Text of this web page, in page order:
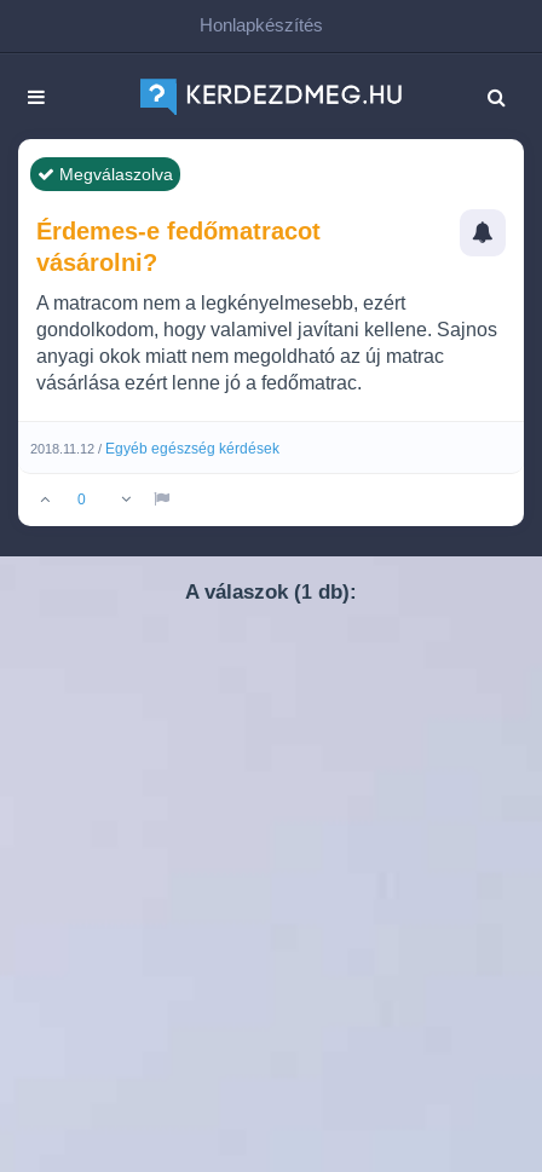
Honlapkészítés
Megválaszolva
Érdemes-e fedőmatracot
vásárolni?
A matracom nem a legkényelmesebb, ezért
gondolkodom, hogy valamivel javítani kellene. Sajnos
anyagi okok miatt nem megoldható az új matrac
vásárlása ezért lenne jó a fedőmatrac.
2018.11.12 / Egyéb egészség kérdések
0
A válaszok (1 db):